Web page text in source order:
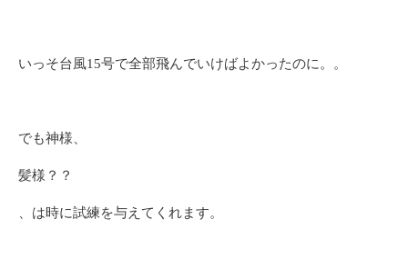
いっそ台風15号で全部飛んでいけばよかったのに。。
でも神様、
髪様？？
、は時に試練を与えてくれます。